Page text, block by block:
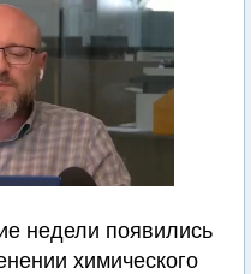
недели появились
химического